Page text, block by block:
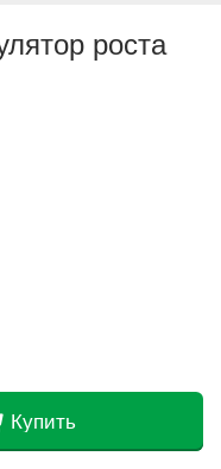
роста
Купить